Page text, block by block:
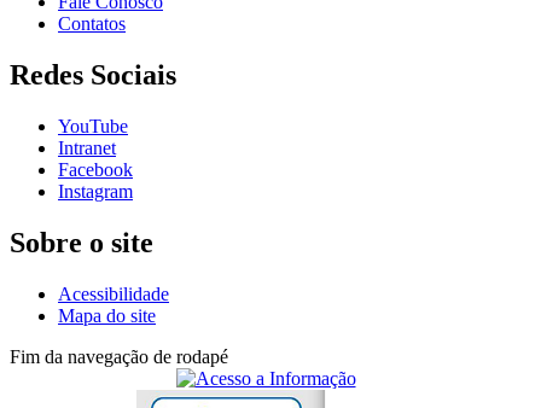
Contatos
Redes Sociais
YouTube
Intranet
Facebook
Instagram
Sobre o site
Acessibilidade
Mapa do site
Fim da navegação de rodapé